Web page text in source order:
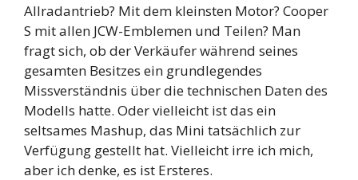
Allradantrieb? Mit dem kleinsten Motor? Cooper
S mit allen JCW-Emblemen und Teilen? Man
fragt sich, ob der Verkäufer während seines
gesamten Besitzes ein grundlegendes
Missverständnis über die technischen Daten des
Modells hatte. Oder vielleicht ist das ein
seltsames Mashup, das Mini tatsächlich zur
Verfügung gestellt hat. Vielleicht irre ich mich,
aber ich denke, es ist Ersteres.